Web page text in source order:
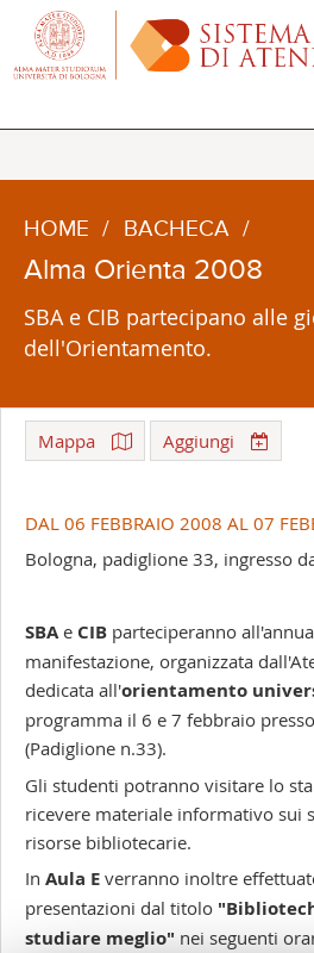
HOME / BACHECA /
Alma Orienta 2008
SBA e CIB partecipano alle
dell'Orientamento.
Mappa Aggiungi
-
DAL 06 FEBBRAIO 2008 AL 07
Bologna, padiglione 33, ingresso
SBAe CIBparteciperanno
manifestazione, organizzata
dedicata all'orientamento
programma il 6 e 7 febbraio
(Padiglione n.33).
Gli studenti potranno visitare lo
ricevere materiale informativo sui
risorse bibliotecarie.
In Aula Everranno inoltre
presentazioni dal titolo
studiare meglio" nei seguenti